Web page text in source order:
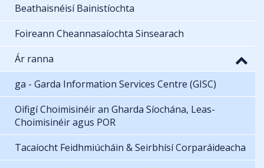
Beathaisnéisí Bainistíochta
Foireann Cheannasaíochta Sinsearach
Ár ranna
ga - Garda Information Services Centre (GISC)
Oifigí Choimisinéir an Gharda Síochána, Leas-
Choimisinéir agus POR
Tacaíocht Feidhmiúcháin & Seirbhísí Corparáideacha